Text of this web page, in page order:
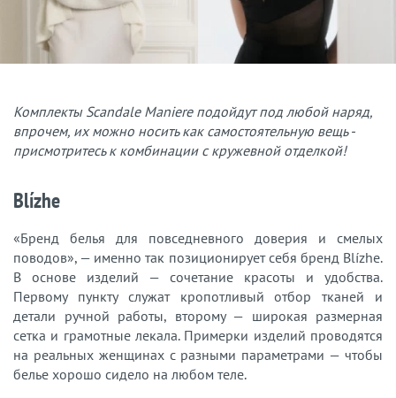
Комплекты Scandale Maniere подойдут под любой наряд,
впрочем, их можно носить как самостоятельную вещь -
присмотритесь к комбинации с кружевной отделкой!
Blízhe
«Бренд белья для повседневного доверия и смелых
поводов», — именно так позиционирует себя бренд Blízhe.
В основе изделий — сочетание красоты и удобства.
Первому пункту служат кропотливый отбор тканей и
детали ручной работы, второму — широкая размерная
сетка и грамотные лекала. Примерки изделий проводятся
на реальных женщинах с разными параметрами — чтобы
белье хорошо сидело на любом теле.